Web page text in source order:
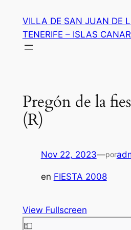
contenido
VILLA DE SAN JUAN DE
TENERIFE – ISLAS
Pregón de la
(R)
Nov 22, 2023—por
en FIESTA 2008
View Fullscreen
Saltar